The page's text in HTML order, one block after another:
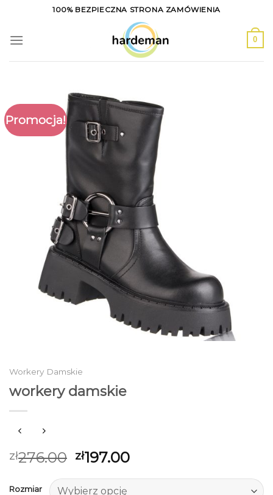
content
100% BEZPIECZNA STRONA ZAMÓWIENIA
0
Promocja!
Workery Damskie
workery damskie
zł276.00 zł197.00
Rozmiar